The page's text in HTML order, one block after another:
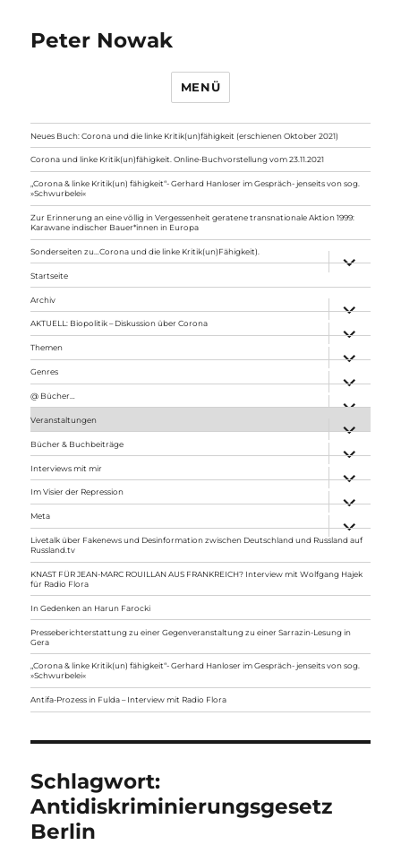
Peter Nowak
MENÜ
Neues Buch: Corona und die linke Kritik(un)fähigkeit (erschienen Oktober 2021)
Corona und linke Kritik(un)fähigkeit. Online-Buchvorstellung vom 23.11.2021
„Corona & linke Kritik(un) fähigkeit“- Gerhard Hanloser im Gespräch- jenseits von sog.
»Schwurbelei«
Zur Erinnerung an eine völlig in Vergessenheit geratene transnationale Aktion 1999:
Karawane indischer Bauer*innen in Europa
Sonderseiten zu…Corona und die linke Kritik(un)Fähigkeit).
anzeigen
Startseite
Archiv
anzeigen
AKTUELL: Biopolitik – Diskussion über Corona
anzeigen
Themen
anzeigen
Genres
anzeigen
@ Bücher…
Veranstaltungen
anzeigen
Bücher & Buchbeiträge
anzeigen
Interviews mit mir
anzeigen
Im Visier der Repression
anzeigen
Meta
anzeigen
Livetalk über Fakenews und Desinformation zwischen Deutschland und Russland auf
Russland.tv
KNAST FÜR JEAN-MARC ROUILLAN AUS FRANKREICH? Interview mit Wolfgang Hajek
für Radio Flora
In Gedenken an Harun Farocki
Presseberichterstattung zu einer Gegenveranstaltung zu einer Sarrazin-Lesung in
Gera
„Corona & linke Kritik(un) fähigkeit“- Gerhard Hanloser im Gespräch- jenseits von sog.
»Schwurbelei«
Antifa-Prozess in Fulda – Interview mit Radio Flora
Schlagwort:
Antidiskriminierungsgesetz
Berlin